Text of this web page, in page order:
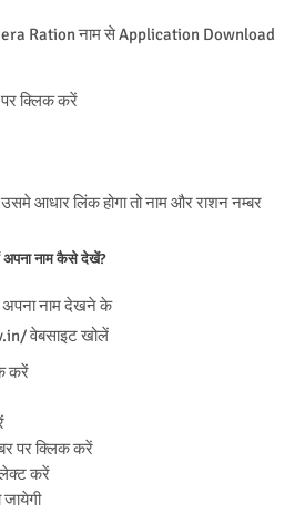
Ration नाम से Application Download
क्लिक करें
उसमे आधार लिंक होगा तो नाम और राशन नम्बर
अपना नाम कैसे देखें?
अपना नाम देखने के
वेबसाइट खोलें
करें
पर क्लिक करें
करें
जायेगी